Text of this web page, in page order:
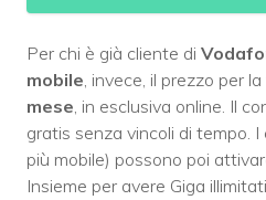
Per chi è già cliente di
mobile, invece, il prezzo per
mese, in esclusiva online. Il
gratis senza vincoli di tempo.
più mobile) possono poi
Insieme per avere Giga